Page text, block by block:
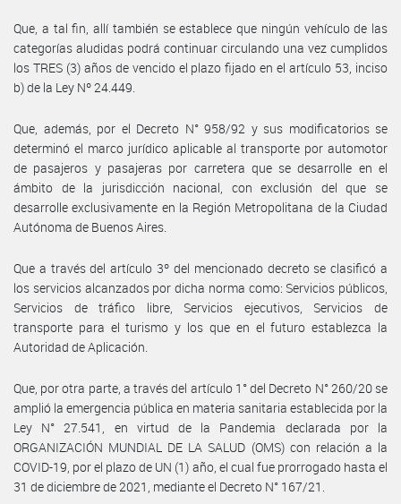
Que, a tal fin, allí también se establece que ningún vehículo de las
categorías aludidas podrá continuar circulando una vez cumplidos
los TRES (3) años de vencido el plazo fijado en el artículo 53, inciso
b) de la Ley Nº 24.449.
Que, además, por el Decreto N° 958/92 y sus modificatorios se
determinó el marco jurídico aplicable al transporte por automotor
de pasajeros y pasajeras por carretera que se desarrolle en el
ámbito de la jurisdicción nacional, con exclusión del que se
desarrolle exclusivamente en la Región Metropolitana de la Ciudad
Autónoma de Buenos Aires.
Que a través del artículo 3º del mencionado decreto se clasificó a
los servicios alcanzados por dicha norma como: Servicios públicos,
Servicios de tráfico libre, Servicios ejecutivos, Servicios de
transporte para el turismo y los que en el futuro establezca la
Autoridad de Aplicación.
Que, por otra parte, a través del artículo 1° del Decreto N° 260/20 se
amplió la emergencia pública en materia sanitaria establecida por la
Ley N° 27.541, en virtud de la Pandemia declarada por la
ORGANIZACIÓN MUNDIAL DE LA SALUD (OMS) con relación a la
COVID-19, por el plazo de UN (1) año, el cual fue prorrogado hasta el
31 de diciembre de 2021, mediante el Decreto N° 167/21.